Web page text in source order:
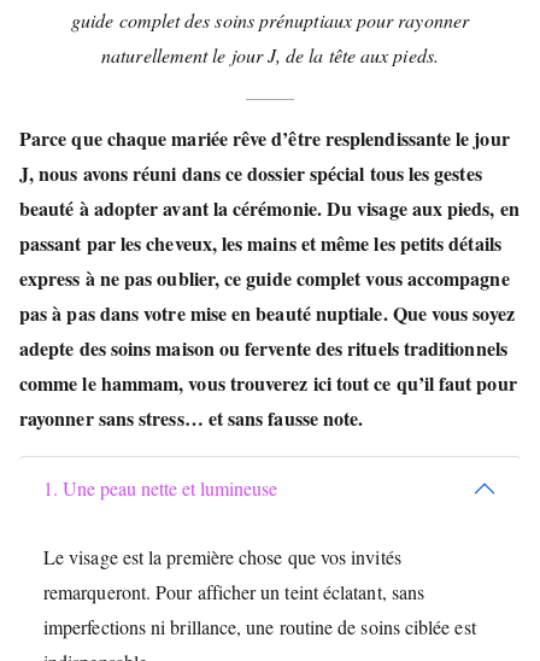
guide complet des soins prénuptiaux pour rayonner
naturellement le jour J, de la tête aux pieds.
Parce que chaque mariée rêve d’être resplendissante le jour
J, nous avons réuni dans ce dossier spécial tous les gestes
beauté à adopter avant la cérémonie. Du visage aux pieds, en
passant par les cheveux, les mains et même les petits détails
express à ne pas oublier, ce guide complet vous accompagne
pas à pas dans votre mise en beauté nuptiale. Que vous soyez
adepte des soins maison ou fervente des rituels traditionnels
comme le hammam, vous trouverez ici tout ce qu’il faut pour
rayonner sans stress… et sans fausse note.
1. Une peau nette et lumineuse
Le visage est la première chose que vos invités
remarqueront. Pour afficher un teint éclatant, sans
imperfections ni brillance, une routine de soins ciblée est